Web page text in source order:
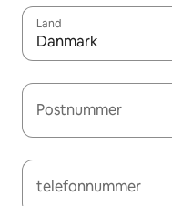
Land
Danmark
Postnummer
telefonnummer